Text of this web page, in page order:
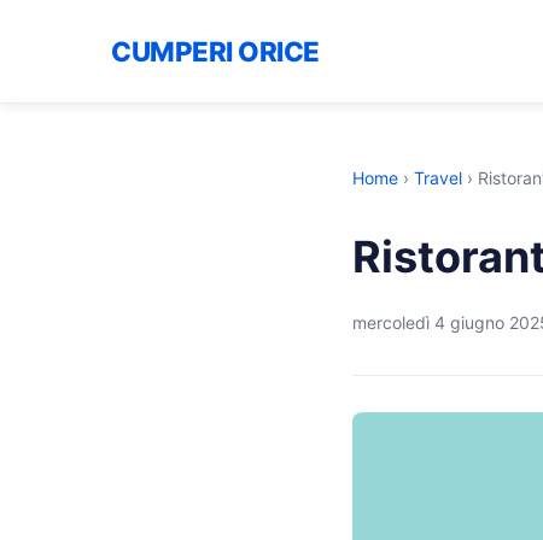
CUMPERI ORICE
Home › Travel ›
mercoledì 4 giugno